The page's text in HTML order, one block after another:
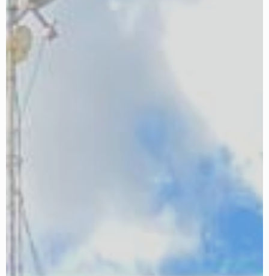
MURAL ESTUDIO TATUAJE